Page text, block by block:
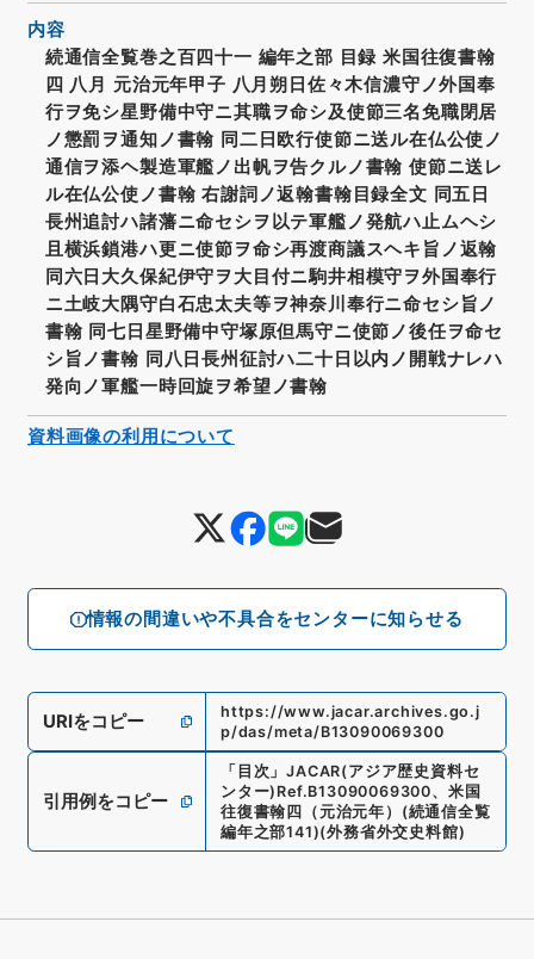
情報の間違いや不具合をセンターに知らせる
内容
続通信全覧巻之百四十一 編年之部 目録 米国往復書翰
四 八月 元治元年甲子 八月朔日佐々木信濃守ノ外国奉
行ヲ免シ星野備中守ニ其職ヲ命シ及使節三名免職閉居
ノ懲罰ヲ通知ノ書翰 同二日欧行使節ニ送ル在仏公使ノ
通信ヲ添ヘ製造軍艦ノ出帆ヲ告クルノ書翰 使節ニ送レ
ル在仏公使ノ書翰 右謝詞ノ返翰書翰目録全文 同五日
長州追討ハ諸藩ニ命セシヲ以テ軍艦ノ発航ハ止ムヘシ
且横浜鎖港ハ更ニ使節ヲ命シ再渡商議スヘキ旨ノ返翰
同六日大久保紀伊守ヲ大目付ニ駒井相模守ヲ外国奉行
ニ土岐大隅守白石忠太夫等ヲ神奈川奉行ニ命セシ旨ノ
書翰 同七日星野備中守塚原但馬守ニ使節ノ後任ヲ命セ
シ旨ノ書翰 同八日長州征討ハ二十日以内ノ開戦ナレハ
発向ノ軍艦一時回旋ヲ希望ノ書翰
URIをコピー
https://www.jacar.archives.go.j
p/das/meta/B13090069300
引用例をコピー
「 目次 」JACAR(アジア歴史資料セ
ンター) Ref.B13090069300、 米国
往復書翰四（元治元年） (続通信全覧
編年之部141)(外務省外交史料館)
資料画像の利用について